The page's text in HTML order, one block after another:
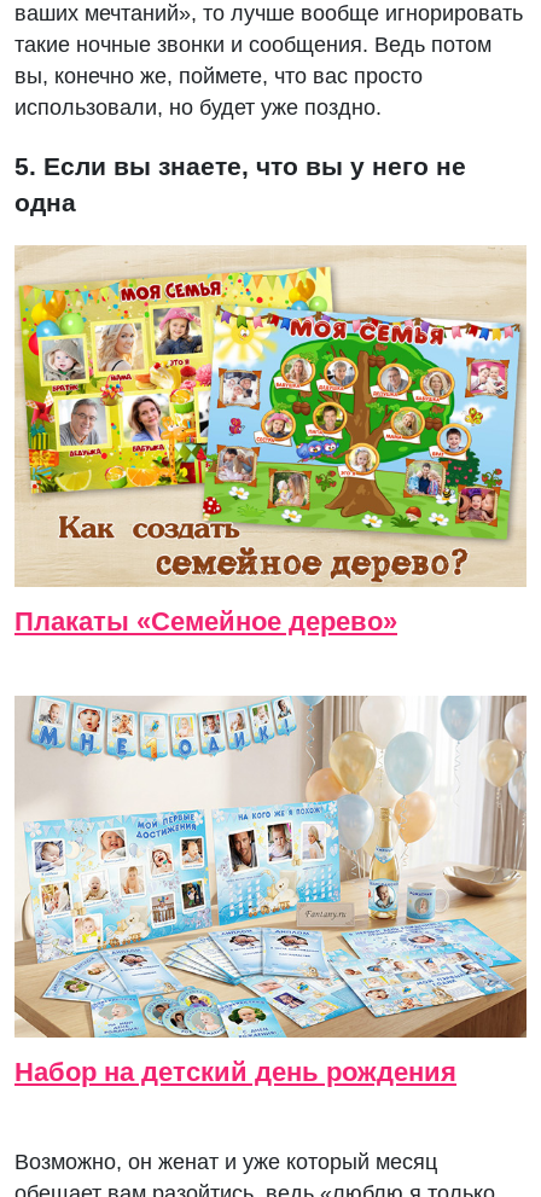
ваших мечтаний», то лучше вообще игнорировать
такие ночные звонки и сообщения. Ведь потом
вы, конечно же, поймете, что вас просто
использовали, но будет уже поздно.
5. Если вы знаете, что вы у него не
одна
Плакаты «Семейное дерево»
Набор на детский день рождения
Возможно, он женат и уже который месяц